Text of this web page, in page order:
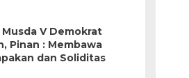
V Demokrat
Pinan : Membawa
dan Soliditas